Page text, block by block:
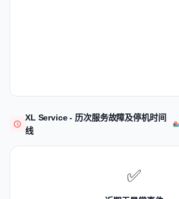
XL Service - 历次服务故障及停机时间
线
✅